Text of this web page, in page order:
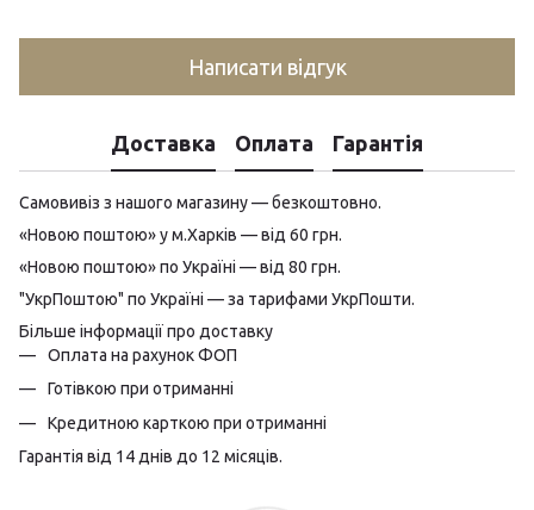
Написати відгук
Доставка Оплата Гарантія
Самовивіз з нашого магазину — безкоштовно.
«Новою поштою» у м.Харків — від 60 грн.
«Новою поштою» по Україні — від 80 грн.
"УкрПоштою" по Україні — за тарифами УкрПошти.
Більше інформації про доставку
Оплата на рахунок ФОП
Готівкою при отриманні
Кредитною карткою при отриманні
Гарантія від 14 днів до 12 місяців.